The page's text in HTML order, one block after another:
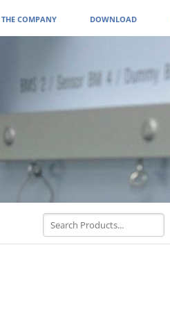
THE COMPANY DOWNLOAD